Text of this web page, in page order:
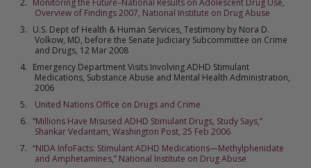
Overview of Findings 2007, National Institute on Drug Abuse
U.S. Dept of Health & Human Services, Testimony by Nora D.
Volkow, MD, before the Senate Judiciary Subcommittee on Crime
and Drugs, 12 Mar 2008
Emergency Department Visits Involving ADHD Stimulant
Medications, Substance Abuse and Mental Health Administration,
2006
United Nations Office on Drugs and Crime
“Millions Have Misused ADHD Stimulant Drugs, Study Says,”
Shankar Vedantam, Washington Post, 25 Feb 2006
“NIDA InfoFacts: Stimulant ADHD Medications—Methylphenidate
and Amphetamines,” National Institute on Drug Abuse